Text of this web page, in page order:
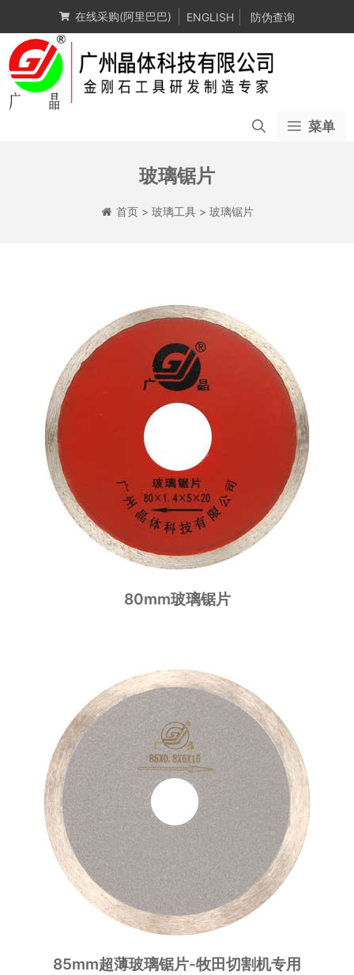
至
内
容
在线采购(阿里巴巴) ENGLISH 防伪查询
菜单
玻璃锯片
首页> 玻璃工具> 玻璃锯片
80mm玻璃锯片
85mm超薄玻璃锯片-牧田切割机专用